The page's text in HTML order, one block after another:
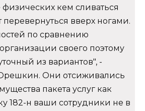
кем сливаться
перевернуться вверх ногами.
по сравнению
своего поэтому
из вариантов", -
Они отсиживались
пакета услуг как
182-н ваши сотрудники не в